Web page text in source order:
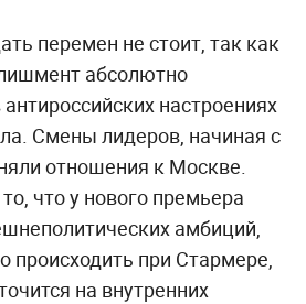
перемен не стоит, так как
абсолютно
настроениях
Смены лидеров, начиная с
отношения к Москве.
что у нового премьера
амбиций,
происходить при Стармере,
на внутренних